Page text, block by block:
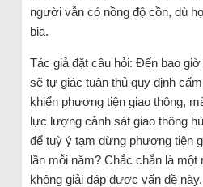
người vẫn có nồng độ cồn, dù
bia.
Tác giả đặt câu hỏi: Đến bao
sẽ tự giác tuân thủ quy định
khiển phương tiện giao thông,
lực lượng cảnh sát giao thông
để tuỳ ý tạm dừng phương tiện
lần mỗi năm? Chắc chắn là một
không giải đáp được vấn đề